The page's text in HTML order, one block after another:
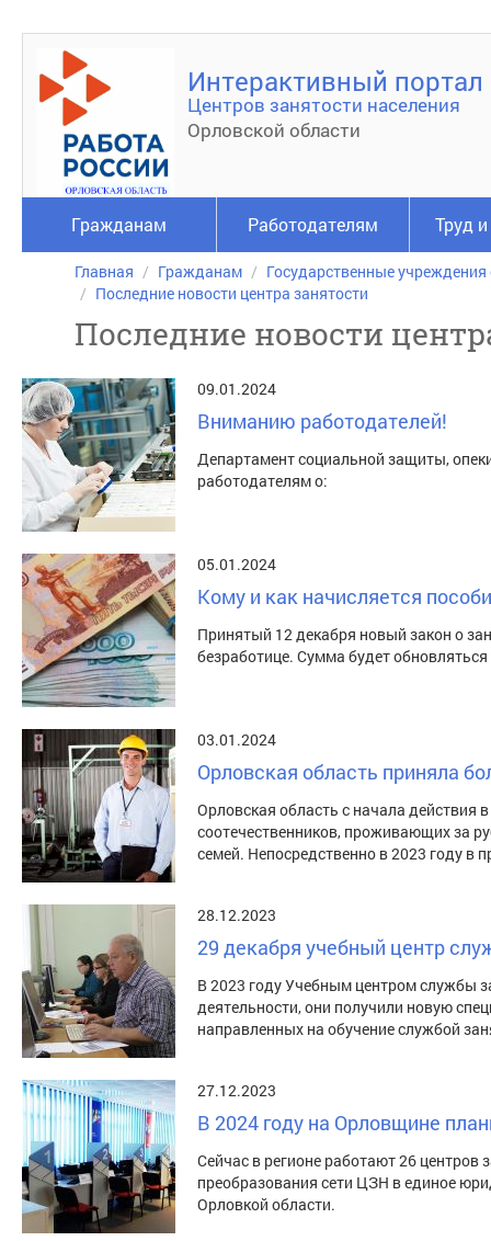
Интерактивный портал
Центров занятости населения
Орловской области
Гражданам Работодателям Труд
Главная Гражданам
Государственные
Последние новости центра занятости
Последние новости
09.01.2024
Вниманию работодателей!
Департамент социальной защиты,
работодателям о:
05.01.2024
Кому и как начисляется
Принятый 12 декабря новый закон о
безработице. Сумма будет
03.01.2024
Орловская область приняла
Орловская область с начала действия
соотечественников, проживающих за
семей. Непосредственно в 2023 году в
28.12.2023
29 декабря учебный центр
В 2023 году Учебным центром службы
деятельности, они получили новую
направленных на обучение службой
27.12.2023
В 2024 году на Орловщине
Сейчас в регионе работают 26 центров
преобразования сети ЦЗН в единое
Орловкой области.